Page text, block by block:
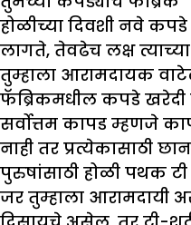
होळीच्या दिवशी नवे कपडे
लागते, तेवढेच लक्ष
तुम्हाला आरामदायक
फॅब्रिकमधील कपडे
सर्वोत्तम कापड म्हणजे
नाही तर प्रत्येकासाठी
पुरुषांसाठी होळी पथक टी
जर तुम्हाला आरामदायी